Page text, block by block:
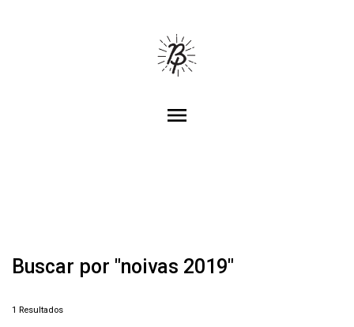
menu
Buscar por "noivas 2019"
1 Resultados